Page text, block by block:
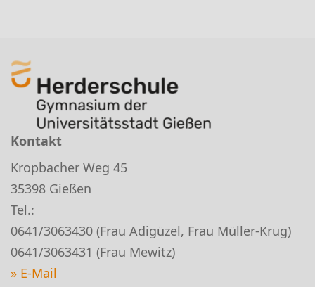
Kontakt
Kropbacher Weg 45
35398 Gießen
Tel.:
0641/3063430 (Frau Adigüzel, Frau Müller-Krug)
0641/3063431 (Frau Mewitz)
» E-Mail